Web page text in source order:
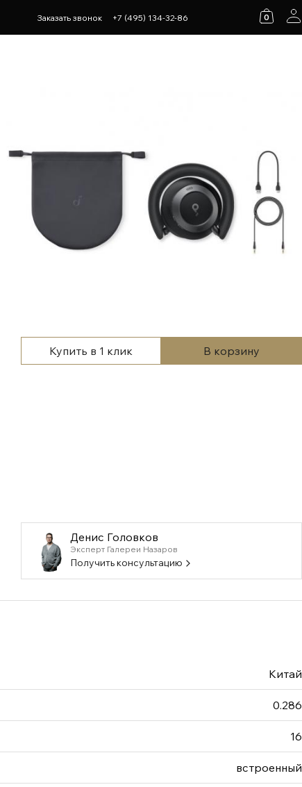
Заказать звонок +7 (495) 134-32-86 0
Денис Головков
Эксперт Галереи Назаров
Получить консультацию
Купить в 1 клик В корзину
Китай
0.286
16
встроенный